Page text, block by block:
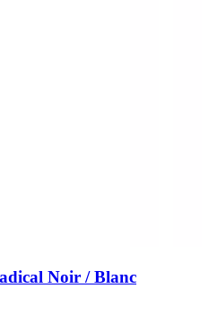
Noir / Blanc